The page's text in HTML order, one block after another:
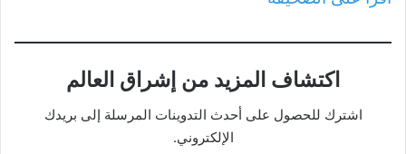
اكتشاف المزيد من إشراق العالم
اشترك للحصول على أحدث التدوينات المرسلة إلى بريدك
الإلكتروني.